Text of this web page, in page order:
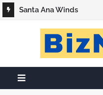
Santa Ana Winds